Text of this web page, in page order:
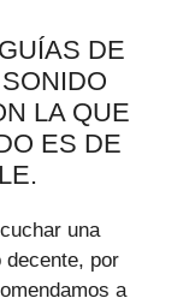
DE
LA QUE
ES DE
una
decente, por
a